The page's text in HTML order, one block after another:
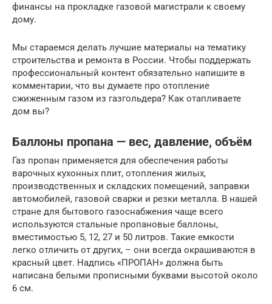
финансы на прокладке газовой магистрали к своему
дому.
Мы стараемся делать лучшие материалы на тематику
строительства и ремонта в России. Чтобы поддержать
профессиональный контент обязательно напишите в
комментарии, что вы думаете про отопление
сжиженным газом из газгольдера? Как отапливаете
дом вы?
Баллоны пропана — вес, давление, объём
Газ пропан применяется для обеспечения работы
варочных кухонных плит, отопления жилых,
производственных и складских помещений, заправки
автомобилей, газовой сварки и резки металла. В нашей
стране для бытового газоснабжения чаще всего
используются стальные пропановые баллоны,
вместимостью 5, 12, 27 и 50 литров. Такие емкости
легко отличить от других, – они всегда окрашиваются в
красный цвет. Надпись «ПРОПАН» должна быть
написана белыми прописными буквами высотой около
6 см.